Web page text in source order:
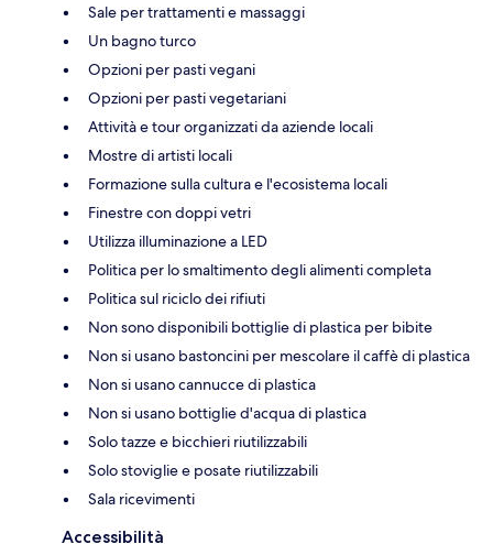
Sale per trattamenti e massaggi
Un bagno turco
Opzioni per pasti vegani
Opzioni per pasti vegetariani
Attività e tour organizzati da aziende locali
Mostre di artisti locali
Formazione sulla cultura e l'ecosistema locali
Finestre con doppi vetri
Utilizza illuminazione a LED
Politica per lo smaltimento degli alimenti completa
Politica sul riciclo dei rifiuti
Non sono disponibili bottiglie di plastica per bibite
Non si usano bastoncini per mescolare il caffè di plastica
Non si usano cannucce di plastica
Non si usano bottiglie d'acqua di plastica
Solo tazze e bicchieri riutilizzabili
Solo stoviglie e posate riutilizzabili
Sala ricevimenti
Accessibilità